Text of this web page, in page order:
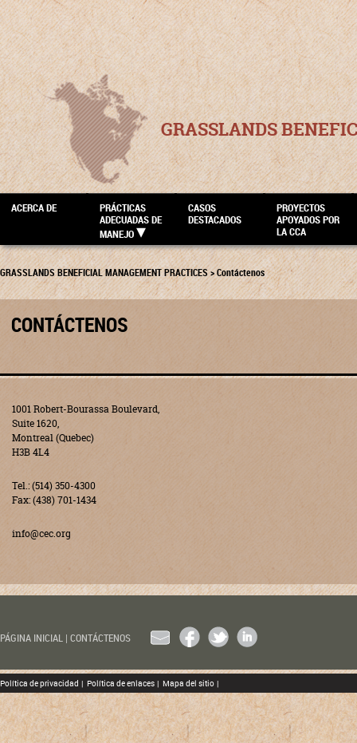
GRASSLANDS
ACERCA DE
PRÁCTICAS
ADECUADAS DE
MANEJO
CASOS
DESTACADOS
PROYECTOS
APOYADOS POR
LA CCA
GRASSLANDS BENEFICIAL MANAGEMENT PRACTICES>Contáctenos
CONTÁCTENOS
1001 Robert-Bourassa Boulevard,
Suite 1620,
Montreal (Quebec)
H3B 4L4
Tel.: (514) 350-4300
Fax: (438) 701-1434
info@cec.org
PÁGINA INICIAL | CONTÁCTENOS
Política de privacidad | Política de enlaces | Mapa del sitio |